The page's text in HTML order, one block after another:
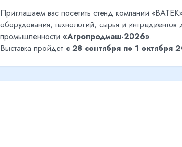
Приглашаем вас посетить стенд компании
оборудования, технологий, сырья и
промышленности «Агропродмаш-2026».
Выставка пройдет с 28 сентября по 1 октября